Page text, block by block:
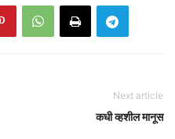
Next article
कधी व्हशील मानूस